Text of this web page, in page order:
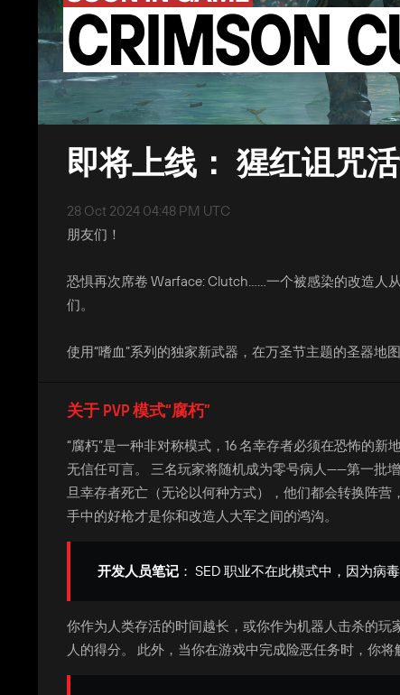
即将上线： 猩红诅咒
28 Oct 2024 04:48 PM UTC
朋友们！
恐惧再次席卷 Warface: Clutch……一个被感染的改造人
们。
使用“嗜血”系列的独家新武器，在万圣节主题的圣器地
关于 PVP 模式“腐朽”
“腐朽”是一种非对称模式，16 名幸存者必须在恐怖的
无信任可言。 三名玩家将随机成为零号病人——第一批
旦幸存者死亡（无论以何种方式），他们都会转换阵
手中的好枪才是你和改造人大军之间的鸿沟。
开发人员笔记 ： SED 职业不在此模式中，因为病
你作为人类存活的时间越长，或你作为机器人击杀的
人的得分。 此外，当你在游戏中完成险恶任务时，你